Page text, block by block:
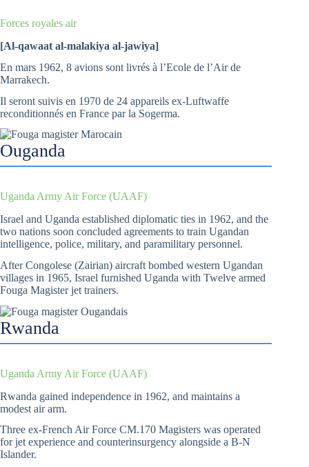
Forces royales air
[Al-qawaat al-malakiya al-jawiya]
En mars 1962, 8 avions sont livrés à l’Ecole de l’Air de
Marrakech.
Il seront suivis en 1970 de 24 appareils ex-Luftwaffe
reconditionnés en France par la Sogerma.
Ouganda
Uganda Army Air Force (UAAF)
Israel and Uganda established diplomatic ties in 1962, and the
two nations soon concluded agreements to train Ugandan
intelligence, police, military, and paramilitary personnel.
After Congolese (Zairian) aircraft bombed western Ugandan
villages in 1965, Israel furnished Uganda with Twelve armed
Fouga Magister jet trainers.
Rwanda
Uganda Army Air Force (UAAF)
Rwanda gained independence in 1962, and maintains a
modest air arm.
Three ex-French Air Force CM.170 Magisters was operated
for jet experience and counterinsurgency alongside a B-N
Islander.